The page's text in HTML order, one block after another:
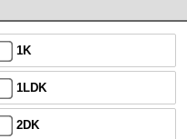
1K
1LDK
2DK